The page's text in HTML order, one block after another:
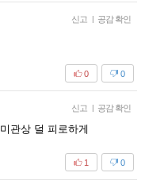
신고 | 공감 확인
0
0
신고 | 공감 확인
관상 덜 피로하게
0
1